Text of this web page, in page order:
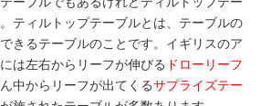
ティルトップテーブルとは、テーブルの
きるテーブルのことです。イギリスのア
は左右からリーフが伸びる ドローリーフ
中からリーフが出てくるサプライズテー